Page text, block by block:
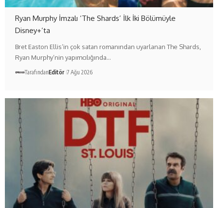
Ryan Murphy İmzalı ‘The Shards’ İlk İki Bölümüyle
Disney+’ta
Bret Easton Ellis’in çok satan romanından uyarlanan The Shards,
Ryan Murphy’nin yapımcılığında…
TarafındanEditör 7 Ağu 2026